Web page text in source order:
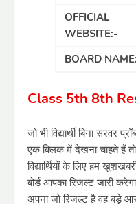
OFFICIAL
WEBSITE:-
BOARD
Class 5th 8th
जो भी विद्यार्थी बिना सरवर
एक क्लिक में देखना चाहते हैं
विद्यार्थियों के लिए हम
बोर्ड आपका रिजल्ट जारी
अपना जो रिजल्ट है वह बड़े